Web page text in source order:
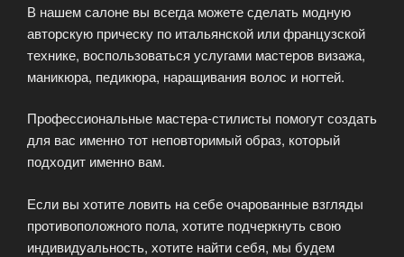
В нашем салоне вы всегда можете сделать модную
авторскую прическу по итальянской или французской
технике, воспользоваться услугами мастеров визажа,
маникюра, педикюра, наращивания волос и ногтей.
Профессиональные мастера-стилисты помогут создать
для вас именно тот неповторимый образ, который
подходит именно вам.
Если вы хотите ловить на себе очарованные взгляды
противоположного пола, хотите подчеркнуть свою
индивидуальность, хотите найти себя, мы будем